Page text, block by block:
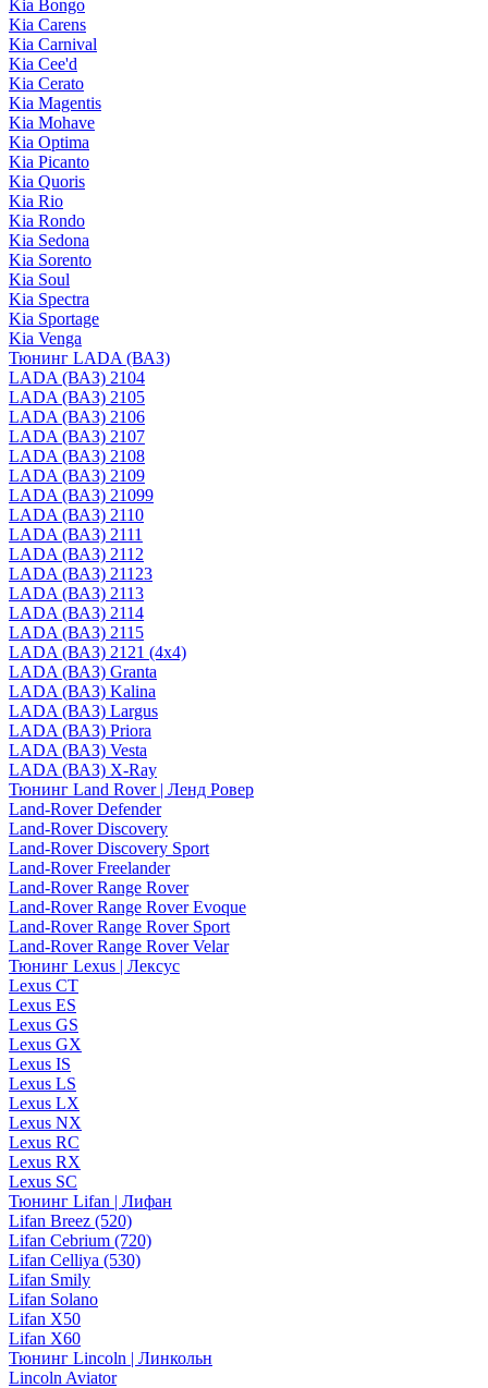
Kia Bongo
Kia Carens
Kia Carnival
Kia Cee'd
Kia Cerato
Kia Magentis
Kia Mohave
Kia Optima
Kia Picanto
Kia Quoris
Kia Rio
Kia Rondo
Kia Sedona
Kia Sorento
Kia Soul
Kia Spectra
Kia Sportage
Kia Venga
Тюнинг LADA (ВАЗ)
LADA (ВАЗ) 2104
LADA (ВАЗ) 2105
LADA (ВАЗ) 2106
LADA (ВАЗ) 2107
LADA (ВАЗ) 2108
LADA (ВАЗ) 2109
LADA (ВАЗ) 21099
LADA (ВАЗ) 2110
LADA (ВАЗ) 2111
LADA (ВАЗ) 2112
LADA (ВАЗ) 21123
LADA (ВАЗ) 2113
LADA (ВАЗ) 2114
LADA (ВАЗ) 2115
LADA (ВАЗ) 2121 (4x4)
LADA (ВАЗ) Granta
LADA (ВАЗ) Kalina
LADA (ВАЗ) Largus
LADA (ВАЗ) Priora
LADA (ВАЗ) Vesta
LADA (ВАЗ) X-Ray
Тюнинг Land Rover | Ленд Ровер
Land-Rover Defender
Land-Rover Discovery
Land-Rover Discovery Sport
Land-Rover Freelander
Land-Rover Range Rover
Land-Rover Range Rover Evoque
Land-Rover Range Rover Sport
Land-Rover Range Rover Velar
Тюнинг Lexus | Лексус
Lexus CT
Lexus ES
Lexus GS
Lexus GX
Lexus IS
Lexus LS
Lexus LX
Lexus NX
Lexus RC
Lexus RX
Lexus SC
Тюнинг Lifan | Лифан
Lifan Breez (520)
Lifan Cebrium (720)
Lifan Celliya (530)
Lifan Smily
Lifan Solano
Lifan X50
Lifan X60
Тюнинг Lincoln | Линкольн
Lincoln Aviator